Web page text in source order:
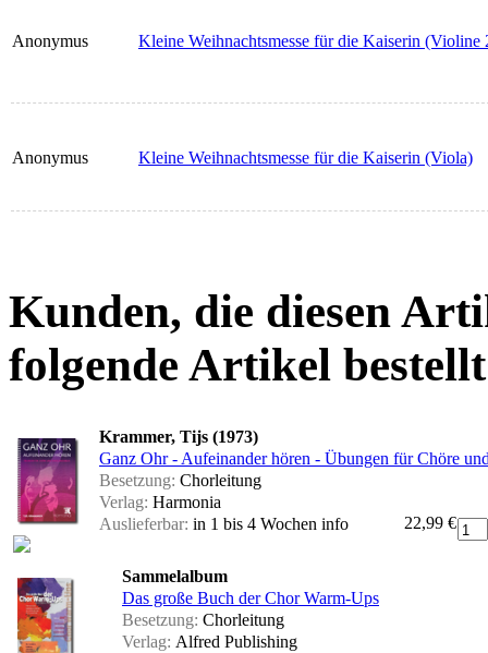
Anonymus Kleine Weihnachtsmesse für die Kaiserin (Violine
Anonymus Kleine Weihnachtsmesse für die Kaiserin (Viola)
Kunden, die diesen
folgende Artikel
Krammer, Tijs (1973)
Ganz Ohr - Aufeinander hören - Übungen für Chöre
Besetzung: Chorleitung
Verlag: Harmonia
Auslieferbar: in 1 bis 4 Wochen info 22,99 €
Sammelalbum
Das große Buch der Chor Warm-Ups
Besetzung: Chorleitung
Verlag: Alfred Publishing